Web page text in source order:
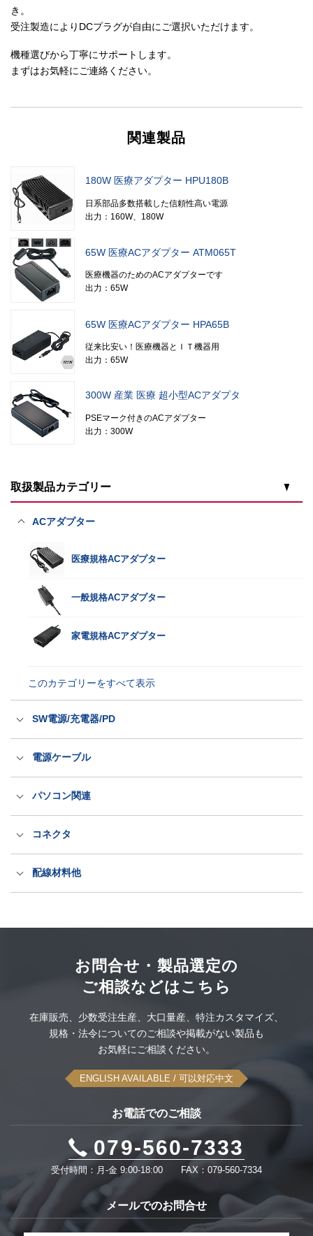
き。
受注製造によりDCプラグが自由にご選択いただけます。
機種選びから丁寧にサポートします。
まずはお気軽にご連絡ください。
関連製品
180W 医療アダプター HPU180B
日系部品多数搭載した信頼性高い電源
出力：160W、180W
65W 医療ACアダプター ATM065T
医療機器のためのACアダプターです
出力：65W
65W 医療ACアダプター HPA65B
従来比安い！医療機器とＩＴ機器用
出力：65W
300W 産業 医療 超小型ACアダプタ
PSEマーク付きのACアダプター
出力：300W
取扱製品カテゴリー
ACアダプター
医療規格ACアダプター
一般規格ACアダプター
家電規格ACアダプター
このカテゴリーをすべて表示
SW電源/充電器/PD
スイッチング電源
充電器
LED電源・防水アダプター
電源ケーブル
国内用電源ケーブル（ACコード）
抜け防止電源ケーブル（ロック式）
このカテゴリーをすべて表示
パソコン関連
産業規格タッチパネルPC
UPS無停電電源装置
可搬型蓄電システム
このカテゴリーをすべて表示
コネクタ
出力プラグ・コネクタ
このカテゴリーをすべて表示
配線材料他
感染対策品
このカテゴリーをすべて表示
お問合せ・製品選定の
ご相談などはこちら
在庫販売、 少数受注生産、 大口量産、 特注カスタマイズ、
規格・法令についてのご相談や掲載がない製品も
お気軽にご相談ください。
ENGLISH AVAILABLE / 可以対応中文
お電話でのご相談
079-560-7333
受付時間：月-金 9:00-18:00 FAX：079-560-7334
メールでのお問合せ